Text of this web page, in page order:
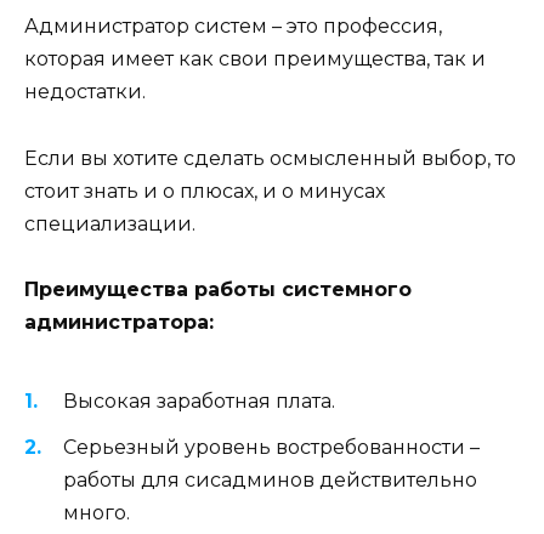
Администратор систем – это профессия,
которая имеет как свои преимущества, так и
недостатки.
Если вы хотите сделать осмысленный выбор, то
стоит знать и о плюсах, и о минусах
специализации.
Преимущества работы системного
администратора:
Высокая заработная плата.
Серьезный уровень востребованности –
работы для сисадминов действительно
много.